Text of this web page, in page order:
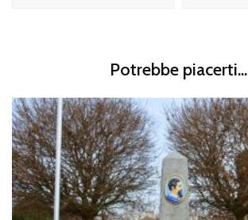
Potrebbe piacerti...